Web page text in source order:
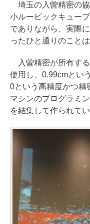
埼玉の入曽精密の
小ルービックキュー
でありながら、実際
ったひと通りのこと
入曽精密が所有す
使用し、0.99cmとい
0という高精度かつ精
マシンのプログラミ
を結集して作られてい